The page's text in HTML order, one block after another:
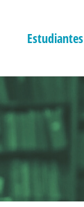
Estudiantes